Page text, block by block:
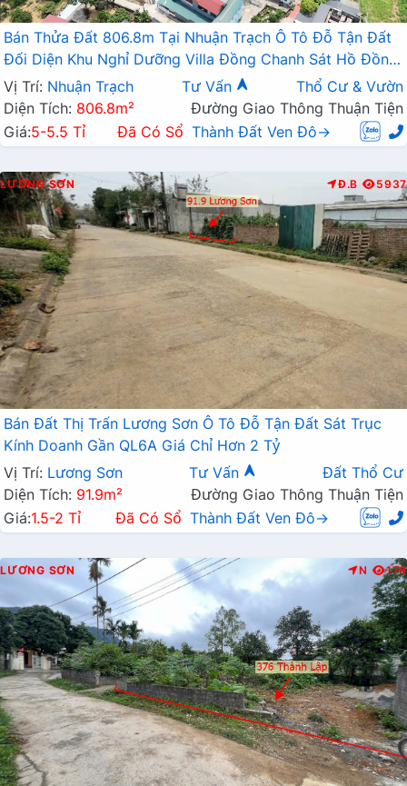
Bán Thửa Đất 806.8m Tại Nhuận Trạch Ô Tô Đỗ Tận Đất
Đối Diện Khu Nghỉ Dưỡng Villa Đồng Chanh Sát Hồ Đồng
Chanh
Vị Trí: Nhuận Trạch Tư Vấn
Thổ Cư & Vườn
Diện Tích: 806.8m²
Đường Giao Thông Thuận Tiện
Giá:5-5.5 Tỉ Đã Có Sổ Thành Đất Ven Đô→
LƯƠNG SƠN Đ.B 5937
Bán Đất Thị Trấn Lương Sơn Ô Tô Đỗ Tận Đất Sát Trục
Kính Doanh Gần QL6A Giá Chỉ Hơn 2 Tỷ
Vị Trí: Lương Sơn Tư Vấn
Đất Thổ Cư
Diện Tích: 91.9m²
Đường Giao Thông Thuận Tiện
Giá:1.5-2 Tỉ Đã Có Sổ Thành Đất Ven Đô→
LƯƠNG SƠN N 179